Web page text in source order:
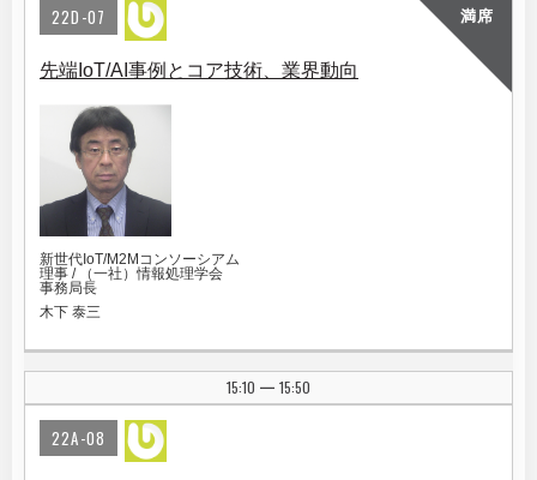
満席
22D-07
先端IoT/AI事例とコア技術、業界動向
新世代IoT/M2Mコンソーシアム
理事 / （一社）情報処理学会
事務局長
木下 泰三
15:10 | 15:50
22A-08